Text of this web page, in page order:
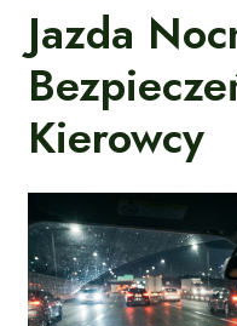
Jazda
Kierowcy